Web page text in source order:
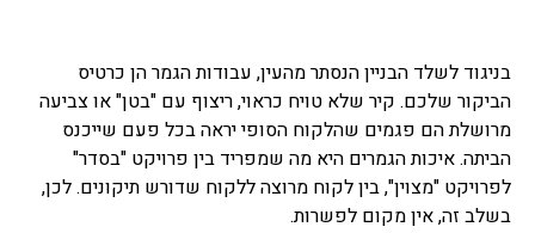
בניגוד לשלד הבניין הנסתר מהעין, עבודות הגמר הן כרטיס
הביקור שלכם. קיר שלא טויח כראוי, ריצוף עם "בטן" או צביעה
מרושלת הם פגמים שהלקוח הסופי יראה בכל פעם שייכנס
הביתה. איכות הגמרים היא מה שמפריד בין פרויקט "בסדר"
לפרויקט "מצוין", בין לקוח מרוצה ללקוח שדורש תיקונים. לכן,
בשלב זה, אין מקום לפשרות.